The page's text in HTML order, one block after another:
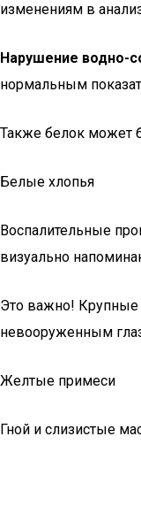
изменениям в
Нарушение водно-
нормальным
Также белок может
Белые хлопья
Воспалительные
визуально
Это важно! Крупные
невооруженным
Желтые примеси
Гной и слизистые